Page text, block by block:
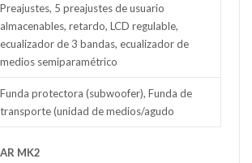
Preajustes, 5 preajustes de usuario
almacenables, retardo, LCD regulable,
ecualizador de 3 bandas, ecualizador de
medios semiparamétrico
Funda protectora (subwoofer), Funda de
transporte (unidad de medios/agudo
MK2